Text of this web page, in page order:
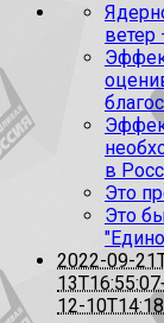
в
Это
Это
2022-09-
12-